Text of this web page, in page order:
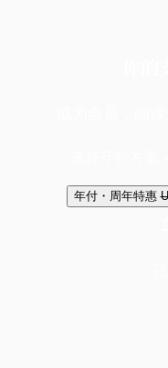
年付・周年特惠